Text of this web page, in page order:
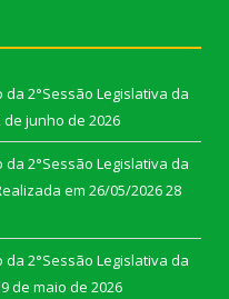
da 2°Sessão Legislativa da
de junho de 2026
da 2°Sessão Legislativa da
em 26/05/202628
2°Sessão Legislativa da
de maio de 2026